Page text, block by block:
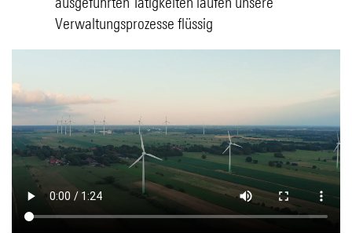
Verwaltungsprozesse flüssig